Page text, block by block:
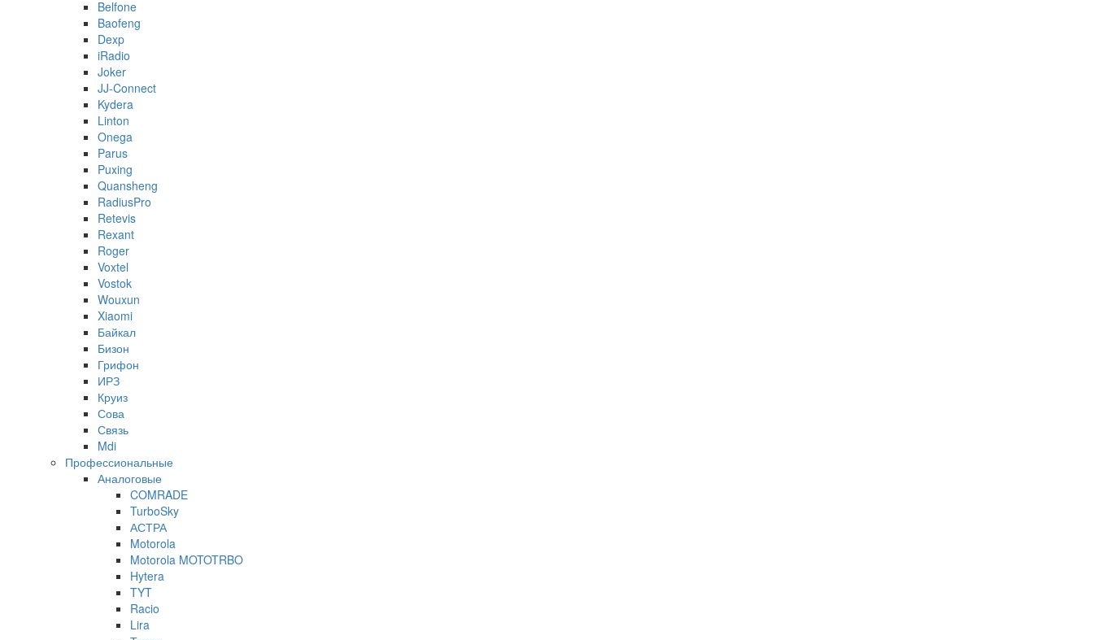
Belfone
Baofeng
Dexp
iRadio
Joker
JJ-Connect
Kydera
Linton
Onega
Parus
Puxing
Quansheng
RadiusPro
Retevis
Rexant
Roger
Voxtel
Vostok
Wouxun
Xiaomi
Байкал
Бизон
Грифон
ИРЗ
Круиз
Сова
Связь
Mdi
Профессиональные
Аналоговые
COMRADE
TurboSky
АСТРА
Motorola
Motorola MOTOTRBO
Hytera
TYT
Racio
Lira